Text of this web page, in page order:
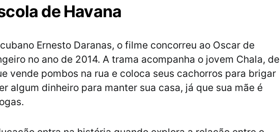
de Havana
Ernesto Daranas, o filme concorreu ao Oscar de
no ano de 2014. A trama acompanha o jovem Chala, de
vende pombos na rua e coloca seus cachorros para brigar
algum dinheiro para manter sua casa, já que sua mãe é